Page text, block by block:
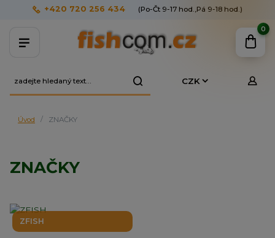
CZK
+420 720 256 434 (Po-Čt 9-17 hod.,Pá 9-18 hod.)
0
Úvod ZNAČKY
ZNAČKY
ZFISH